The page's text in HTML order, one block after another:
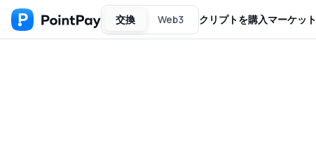
交換 Web3 クリプトを購入マーケット